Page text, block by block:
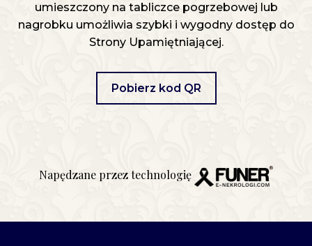
umieszczony na tabliczce pogrzebowej lub
nagrobku umożliwia szybki i wygodny dostęp do
Strony Upamiętniającej.
Pobierz kod QR
Napędzane przez technologię